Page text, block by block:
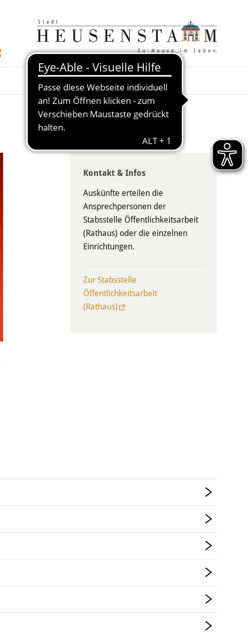
Kontakt & Infos
Auskünfte erteilen die
Ansprechpersonen der
Stabsstelle Öffentlichkeitsarbeit
(Rathaus) oder die einzelnen
Einrichtungen.
Zur Stabsstelle
Öffentlichkeitsarbeit
(Rathaus)